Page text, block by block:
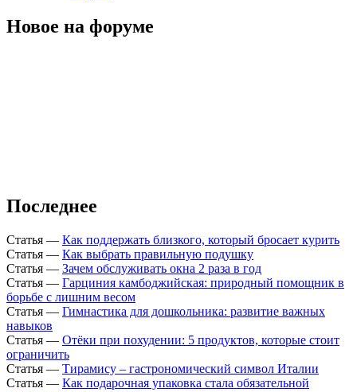
Новое на форуме
Последнее
Статья — Как поддержать близкого, который бросает курить
Статья — Как выбрать правильную подушку
Статья — Зачем обслуживать окна 2 раза в год
Статья — Гарциния камбоджийская: природный помощник в
борьбе с лишним весом
Статья — Гимнастика для дошкольника: развитие важных
навыков
Статья — Отёки при похудении: 5 продуктов, которые стоит
ограничить
Статья — Тирамису – гастрономический символ Италии
Статья — Как подарочная упаковка стала обязательной